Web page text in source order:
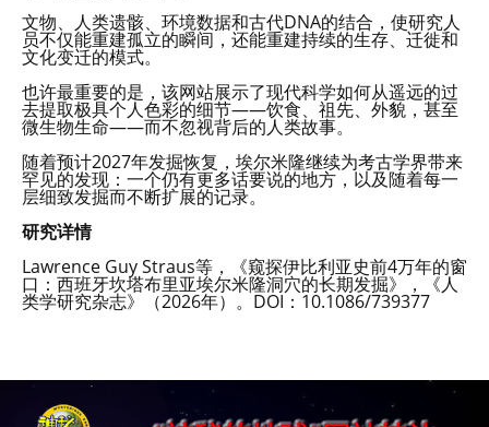
文物、人类遗骸、环境数据和古代DNA的结合，使研究人
员不仅能重建孤立的瞬间，还能重建持续的生存、迁徙和
文化变迁的模式。
也许最重要的是，该网站展示了现代科学如何从遥远的过
去提取极具个人色彩的细节——饮食、祖先、外貌，甚至
微生物生命——而不忽视背后的人类故事。
随着预计2027年发掘恢复，埃尔米隆继续为考古学界带来
罕见的发现：一个仍有更多话要说的地方，以及随着每一
层细致发掘而不断扩展的记录。
研究详情
Lawrence Guy Straus等，《窥探伊比利亚史前4万年的窗
口：西班牙坎塔布里亚埃尔米隆洞穴的长期发掘》，《人
类学研究杂志》（2026年）。DOI：10.1086/739377